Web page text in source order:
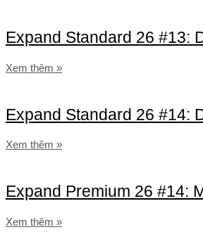
Expand Standard 26 #13:
Xem thêm »
Expand Standard 26 #14:
Xem thêm »
Expand Premium 26 #14:
Xem thêm »